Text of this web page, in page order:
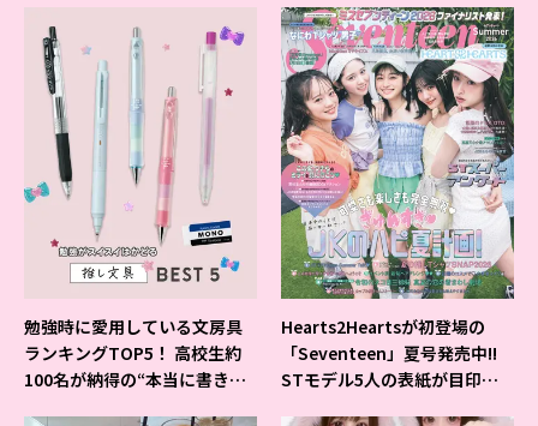
勉強時に愛用している文房具
ランキングTOP5！ 高校生約
100名が納得の“本当に書きや
Hearts2Heartsが初登場の
「Seventeen」夏号発売中!!
STモデル5人の表紙が目印だ